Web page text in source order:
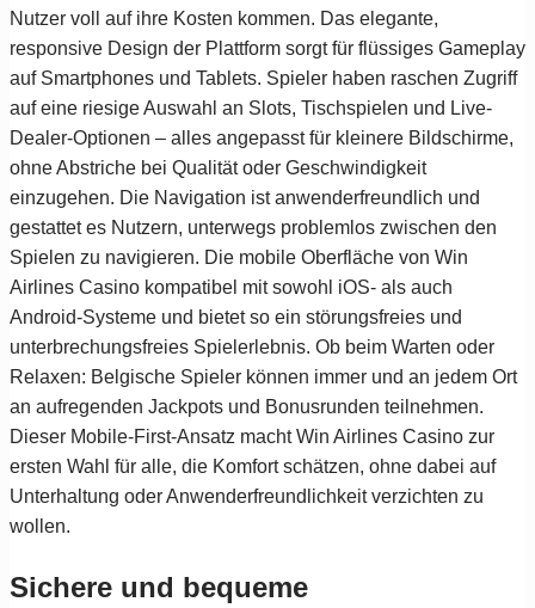
Nutzer voll auf ihre Kosten kommen. Das elegante,
responsive Design der Plattform sorgt für flüssiges Gameplay
auf Smartphones und Tablets. Spieler haben raschen Zugriff
auf eine riesige Auswahl an Slots, Tischspielen und Live-
Dealer-Optionen – alles angepasst für kleinere Bildschirme,
ohne Abstriche bei Qualität oder Geschwindigkeit
einzugehen. Die Navigation ist anwenderfreundlich und
gestattet es Nutzern, unterwegs problemlos zwischen den
Spielen zu navigieren. Die mobile Oberfläche von Win
Airlines Casino kompatibel mit sowohl iOS- als auch
Android-Systeme und bietet so ein störungsfreies und
unterbrechungsfreies Spielerlebnis. Ob beim Warten oder
Relaxen: Belgische Spieler können immer und an jedem Ort
an aufregenden Jackpots und Bonusrunden teilnehmen.
Dieser Mobile-First-Ansatz macht Win Airlines Casino zur
ersten Wahl für alle, die Komfort schätzen, ohne dabei auf
Unterhaltung oder Anwenderfreundlichkeit verzichten zu
wollen.
Sichere und bequeme